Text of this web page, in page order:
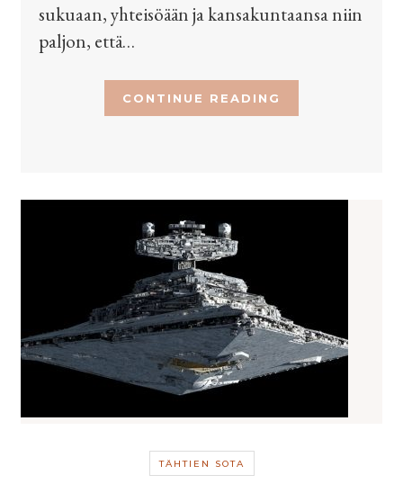
sukuaan, yhteisöään ja kansakuntaansa niin
paljon, että…
CONTINUE READING
TÄHTIEN SOTA